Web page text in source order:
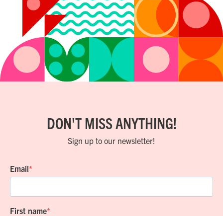
DON'T MISS ANYTHING!
Sign up to our newsletter!
Email
First name